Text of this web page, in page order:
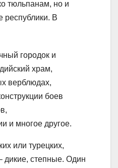
тюльпанам, но и
республики. В
городок и
храм,
верблюдах,
боев
и многое другое.
или турецких,
дикие, степные. Один